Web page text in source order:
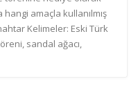
amaçla kullanılmış
Kelimeler: Eski Türk
sandal ağacı,